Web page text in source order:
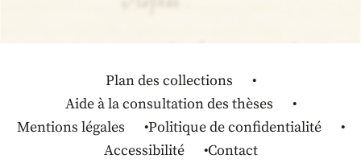
Plan des collections
Aide à la consultation des thèses
Mentions légales
Politique de confidentialité
Accessibilité
Contact